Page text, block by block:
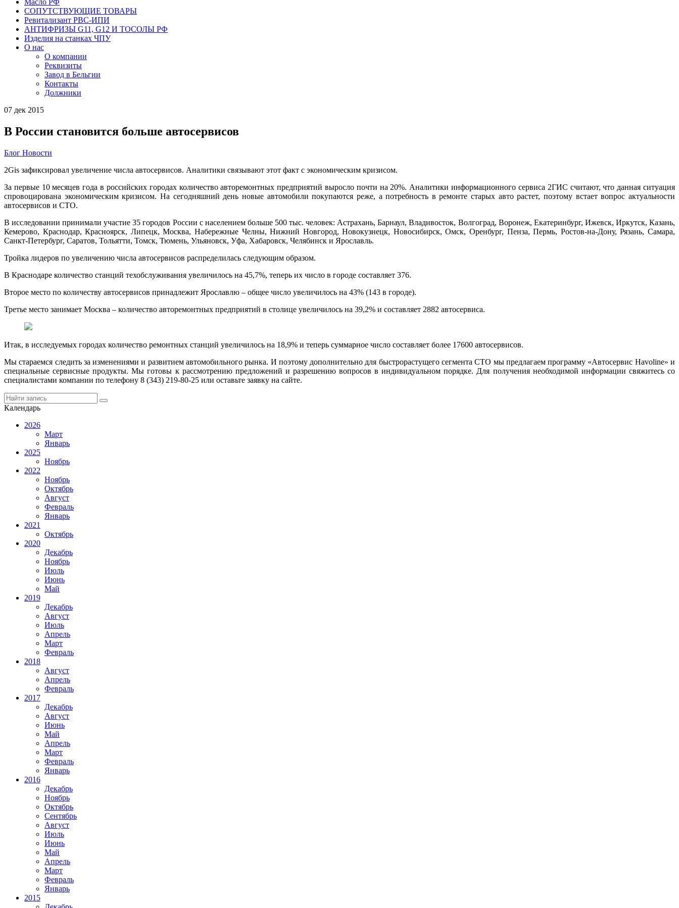
Масло РФ
СОПУТСТВУЮЩИЕ ТОВАРЫ
Ревитализант РВС-ИПИ
АНТИФРИЗЫ G11, G12 И ТОСОЛЫ РФ
Изделия на станках ЧПУ
О нас
О компании
Реквизиты
Завод в Бельгии
Контакты
Должники
07 дек 2015
В России становится больше автосервисов
Блог Новости
2Gis зафиксировал увеличение числа автосервисов. Аналитики связывают этот факт с экономическим кризисом.
За первые 10 месяцев года в российских городах количество авторемонтных предприятий выросло почти на 20%. Аналитики информационного сервиса 2ГИС считают, что данная ситуация
спровоцирована экономическим кризисом. На сегодняшний день новые автомобили покупаются реже, а потребность в ремонте старых авто растет, поэтому встает вопрос актуальности
автосервисов и СТО.
В исследовании принимали участие 35 городов России с населением больше 500 тыс. человек: Астрахань, Барнаул, Владивосток, Волгоград, Воронеж, Екатеринбург, Ижевск, Иркутск, Казань,
Кемерово, Краснодар, Красноярск, Липецк, Москва, Набережные Челны, Нижний Новгород, Новокузнецк, Новосибирск, Омск, Оренбург, Пенза, Пермь, Ростов-на-Дону, Рязань, Самара,
Санкт-Петербург, Саратов, Тольятти, Томск, Тюмень, Ульяновск, Уфа, Хабаровск, Челябинск и Ярославль.
Тройка лидеров по увеличению числа автосервисов распределилась следующим образом.
В Краснодаре количество станций техобслуживания увеличилось на 45,7%, теперь их число в городе составляет 376.
Второе место по количеству автосервисов принадлежит Ярославлю – общее число увеличилось на 43% (143 в городе).
Третье место занимает Москва – количество авторемонтных предприятий в столице увеличилось на 39,2% и составляет 2882 автосервиса.
Итак, в исследуемых городах количество ремонтных станций увеличилось на 18,9% и теперь суммарное число составляет более 17600 автосервисов.
Мы стараемся следить за изменениями и развитием автомобильного рынка. И поэтому дополнительно для быстрорастущего сегмента СТО мы предлагаем программу «Автосервис Havoline» и
специальные сервисные продукты. Мы готовы к рассмотрению предложений и разрешению вопросов в индивидуальном порядке. Для получения необходимой информации свяжитесь со
специалистами компании по телефону 8 (343) 219-80-25 или оставьте заявку на сайте.
Календарь
2026
Март
Январь
2025
Ноябрь
2022
Ноябрь
Октябрь
Август
Февраль
Январь
2021
Октябрь
2020
Декабрь
Ноябрь
Июль
Июнь
Май
2019
Декабрь
Август
Июль
Апрель
Март
Февраль
2018
Август
Апрель
Февраль
2017
Декабрь
Август
Июнь
Май
Апрель
Март
Февраль
Январь
2016
Декабрь
Ноябрь
Октябрь
Сентябрь
Август
Июль
Июнь
Май
Апрель
Март
Февраль
Январь
2015